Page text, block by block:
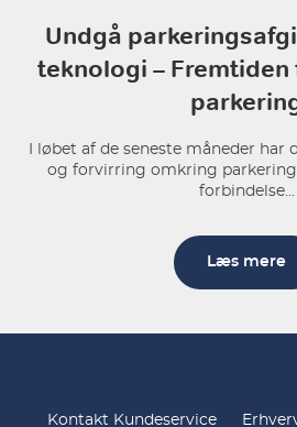
Undgå
teknologi –
I løbet af de seneste måneder
og forvirring omkring
forbindelse...
Læs mere
Kontakt Kundeservice